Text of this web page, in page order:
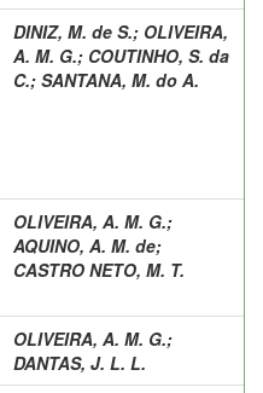
DINIZ, M. de S.; OLIVEIRA,
A. M. G.; COUTINHO, S. da
C.; SANTANA, M. do A.
OLIVEIRA, A. M. G.;
AQUINO, A. M. de;
CASTRO NETO, M. T.
OLIVEIRA, A. M. G.;
DANTAS, J. L. L.